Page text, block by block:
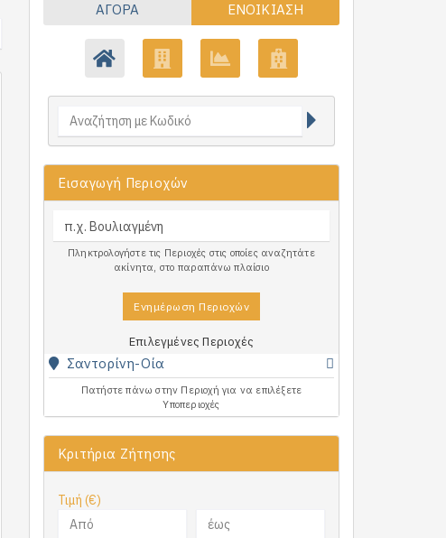
ΑΓΟΡΆ ΕΝΟΙΚΊΑΣΗ
Εισαγωγή Περιοχών
Πληκτρολογήστε τις Περιοχές στις οποίες αναζητάτε
ακίνητα, στο παραπάνω πλαίσιο
Ενημέρωση Περιοχών
Επιλεγμένες Περιοχές
Σαντορίνη-Οία
Πατήστε πάνω στην Περιοχή για να επιλέξετε
Υποπεριοχές
Κριτήρια Ζήτησης
Τιμή (€)